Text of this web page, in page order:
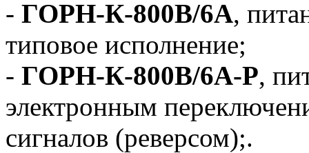
- ГОРН-К-800В/6А,
типовое исполнение;
- ГОРН-К-800В/6А-Р,
электронным
сигналов (реверсом);.